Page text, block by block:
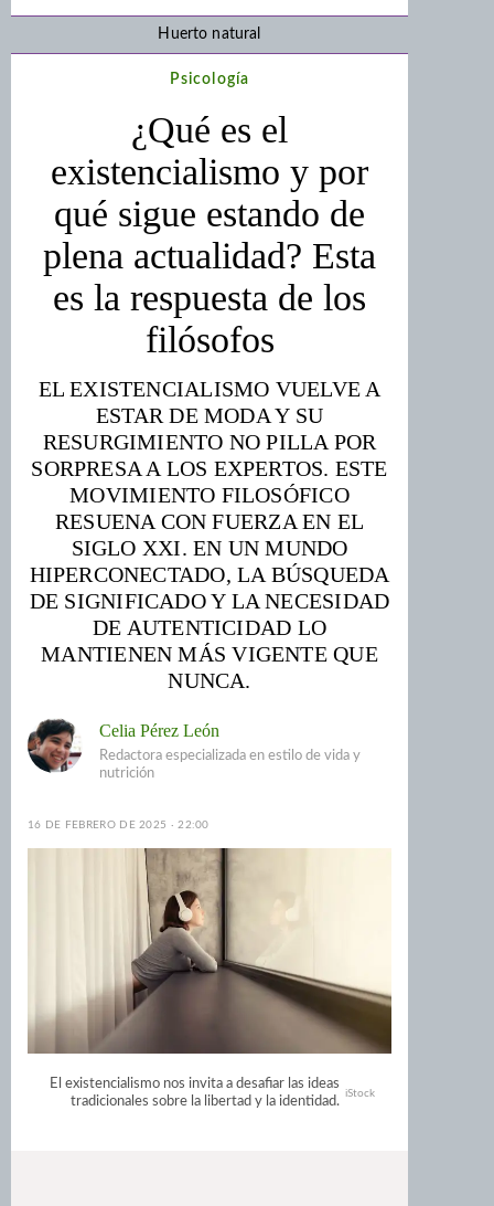
Huerto natural
Psicología
¿Qué es el
existencialismo y por
qué sigue estando de
plena actualidad? Esta
es la respuesta de los
filósofos
EL EXISTENCIALISMO VUELVE A
ESTAR DE MODA Y SU
RESURGIMIENTO NO PILLA POR
SORPRESA A LOS EXPERTOS. ESTE
MOVIMIENTO FILOSÓFICO
RESUENA CON FUERZA EN EL
SIGLO XXI. EN UN MUNDO
HIPERCONECTADO, LA BÚSQUEDA
DE SIGNIFICADO Y LA NECESIDAD
DE AUTENTICIDAD LO
MANTIENEN MÁS VIGENTE QUE
NUNCA.
Celia Pérez León
Redactora especializada en estilo de vida y
nutrición
16 DE FEBRERO DE 2025 · 22:00
El existencialismo nos invita a desafiar las ideas
tradicionales sobre la libertad y la identidad.
iStock